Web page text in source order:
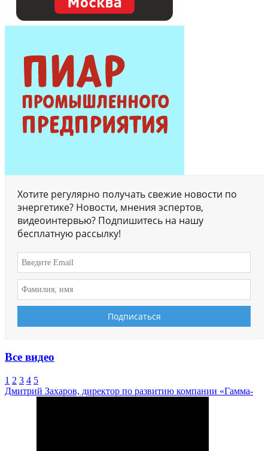
Хотите регулярно получать свежие новости по
энергетике? Новости, мнения эспертов,
видеоинтервью? Подпишитесь на нашу
бесплатную рассылку!
Все видео
1 2 3 4 5
Дмитрий Захаров, директор по развитию компании «Гамма-